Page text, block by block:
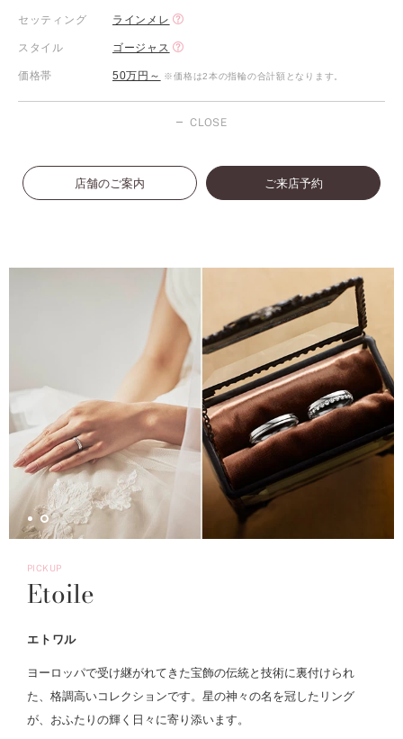
セッティング ラインメレ
スタイル ゴージャス
価格帯 50万円～ ※価格は2本の指輪の合計額となります。
CLOSE
店舗のご案内 ご来店予約
PICKUP
Etoile
エトワル
ヨーロッパで受け継がれてきた宝飾の伝統と技術に裏付けられ
た、格調高いコレクションです。星の神々の名を冠したリング
が、おふたりの輝く日々に寄り添います。